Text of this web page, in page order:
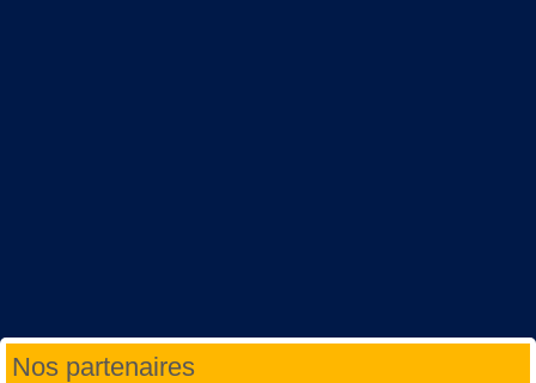
Nos partenaires
Année
précédente
Mois
précédent
Année
suivante
Mois
suivant